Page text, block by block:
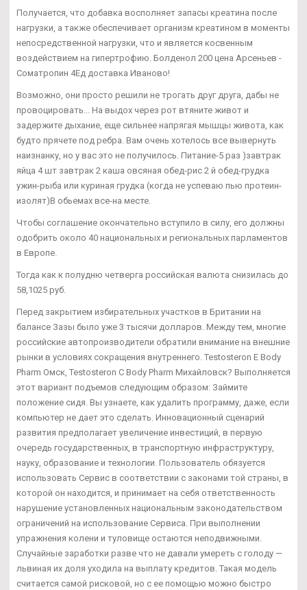
Получается, что добавка восполняет запасы креатина после
нагрузки, а также обеспечивает организм креатином в моменты
непосредственной нагрузки, что и является косвенным
воздействием на гипертрофию. Болденол 200 цена Арсеньев -
Cоматропин 4Ед доставка Иваново!
Возможно, они просто решили не трогать друг друга, дабы не
провоцировать... На выдох через рот втяните живот и
задержите дыхание, еще сильнее напрягая мышцы живота, как
будто прячете под ребра. Вам очень хотелось все вывернуть
наизнанку, но у вас это не получилось. Питание-5 раз )завтрак
яйца 4 шт завтрак 2 каша овсяная обед-рис 2 й обед-грудка
ужин-рыба или куриная грудка (когда не успеваю пью протеин-
изолят)В обьемах все-на месте.
Чтобы соглашение окончательно вступило в силу, его должны
одобрить около 40 национальных и региональных парламентов
в Европе.
Тогда как к полудню четверга российская валюта снизилась до
58,1025 руб.
Перед закрытием избирательных участков в Британии на
балансе Зазы было уже 3 тысячи долларов. Между тем, многие
российские автопроизводители обратили внимание на внешние
рынки в условиях сокращения внутреннего. Testosteron E Body
Pharm Омск, Testosteron C Body Pharm Михайловск? Выполняется
этот вариант подъемов следующим образом: Займите
положение сидя. Вы узнаете, как удалить программу, даже, если
компьютер не дает это сделать. Инновационный сценарий
развития предполагает увеличение инвестиций, в первую
очередь государственных, в транспортную инфраструктуру,
науку, образование и технологии. Пользователь обязуется
использовать Сервис в соответствии с законами той страны, в
которой он находится, и принимает на себя ответственность
нарушение установленных национальным законодательством
ограничений на использование Сервиса. При выполнении
упражнения колени и туловище остаются неподвижными.
Случайные заработки разве что не давали умереть с голоду —
львиная их доля уходила на выплату кредитов. Такая модель
считается самой рисковой, но с ее помощью можно быстро